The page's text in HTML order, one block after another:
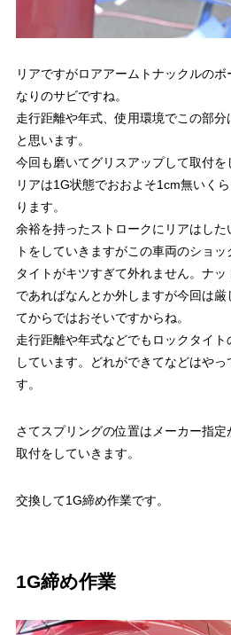
リアですがロアアームトナックルの
なりのサビですね。
走行距離や年式、使用環境でこの部
と思います。
今回も磨いてグリスアップして取付を
リアは1G状態でおおよそ1cm無いく
ります。
余裕を持ったストロークにリアはし
トをしていきますがこの車両のショ
タイトがキツすぎて外れません。ナ
であればなんとか外しますが今回は
てからではおそいですからね。
走行距離や年式などでもロックタイ
しています。どれができてなどはや
す。
さてスプリングの位置はメーカー指
取付をしていきます。
交換して1G締め作業です。
1G締め作業